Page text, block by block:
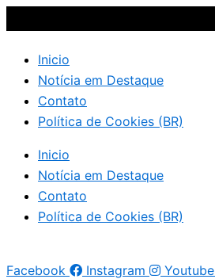
Ir
para
conteúdo
Inicio
Notícia em Destaque
Contato
Política de Cookies (BR)
Inicio
Notícia em Destaque
Contato
Política de Cookies (BR)
Facebook Instagram Youtube